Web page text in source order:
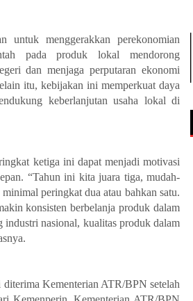
untuk menggerakkan perekonomian
pada produk lokal mendorong
dan menjaga perputaran ekonomi
itu, kebijakan ini memperkuat daya
keberlanjutan usaha lokal di
ketiga ini dapat menjadi motivasi
“Tahun ini kita juara tiga, mudah-
peringkat dua atau bahkan satu.
konsisten berbelanja produk dalam
industri nasional, kualitas produk dalam
Kementerian ATR/BPN setelah